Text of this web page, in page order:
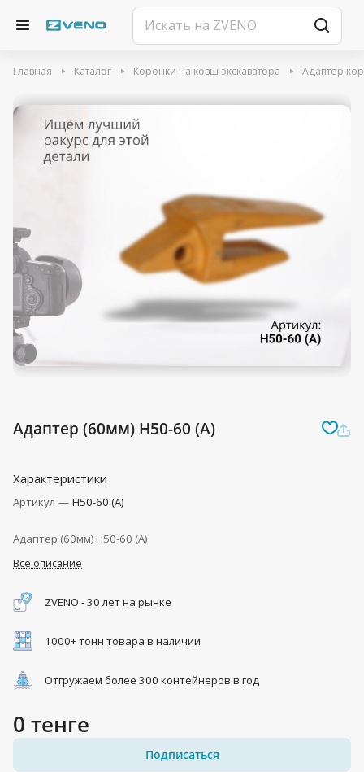
Главная Каталог Коронки на ковш экскаватора Адаптер
Адаптер (60мм) H50-60 (A)
Характеристики
Артикул — H50-60 (A)
Адаптер (60мм) H50-60 (A)
Все описание
ZVENO - 30 лет на рынке
1000+ тонн товара в наличии
Отгружаем более 300 контейнеров в год
0 тенге
Подписаться